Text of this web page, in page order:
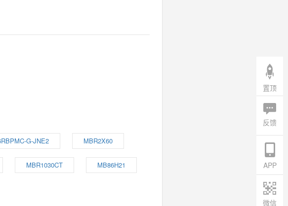
G-JNE2 MBR2X60
MBR1030CT MB86H21
置顶
反馈
APP
微信